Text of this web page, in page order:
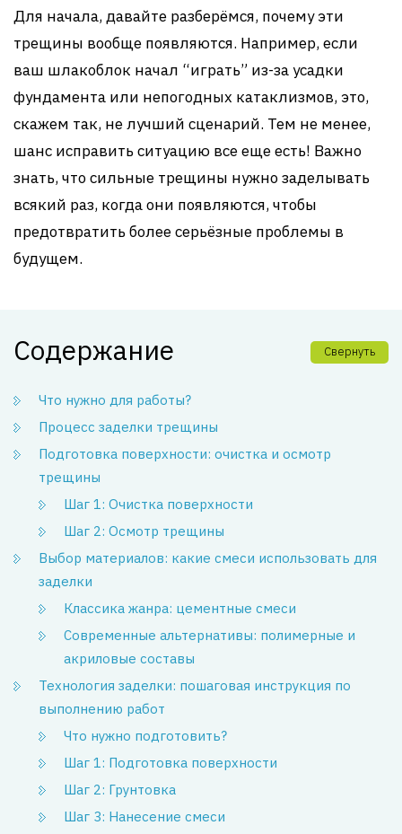
Для начала, давайте разберёмся, почему эти
трещины вообще появляются. Например, если
ваш шлакоблок начал “играть” из-за усадки
фундамента или непогодных катаклизмов, это,
скажем так, не лучший сценарий. Тем не менее,
шанс исправить ситуацию все еще есть! Важно
знать, что сильные трещины нужно заделывать
всякий раз, когда они появляются, чтобы
предотвратить более серьёзные проблемы в
будущем.
Содержание Свернуть
Что нужно для работы?
Процесс заделки трещины
Подготовка поверхности: очистка и осмотр
трещины
Шаг 1: Очистка поверхности
Шаг 2: Осмотр трещины
Выбор материалов: какие смеси использовать для
заделки
Классика жанра: цементные смеси
Современные альтернативы: полимерные и
акриловые составы
Технология заделки: пошаговая инструкция по
выполнению работ
Что нужно подготовить?
Шаг 1: Подготовка поверхности
Шаг 2: Грунтовка
Шаг 3: Нанесение смеси